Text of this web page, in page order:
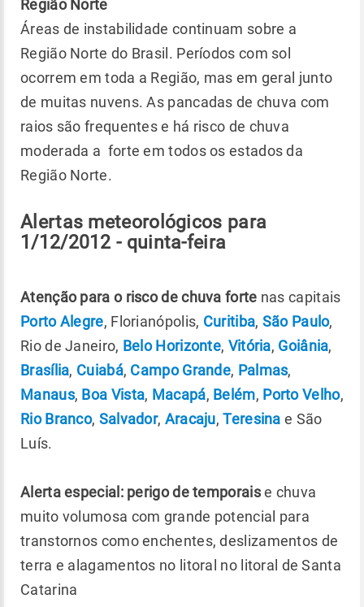
Região Norte
Áreas de instabilidade continuam sobre a
Região Norte do Brasil. Períodos com sol
ocorrem em toda a Região, mas em geral junto
de muitas nuvens. As pancadas de chuva com
raios são frequentes e há risco de chuva
moderada a forte em todos os estados da
Região Norte.
Alertas meteorológicos para
1/12/2012 - quinta-feira
Atenção para o risco de chuva forte nas capitais
Porto Alegre, Florianópolis, Curitiba, São Paulo,
Rio de Janeiro, Belo Horizonte, Vitória, Goiânia,
Brasília, Cuiabá, Campo Grande, Palmas,
Manaus, Boa Vista, Macapá, Belém, Porto Velho,
Rio Branco, Salvador, Aracaju,Teresina e São
Luís.
Alerta especial: perigo de temporaise chuva
muito volumosa com grande potencial para
transtornos como enchentes, deslizamentos de
terra e alagamentos no litoral no litoral de Santa
Catarina